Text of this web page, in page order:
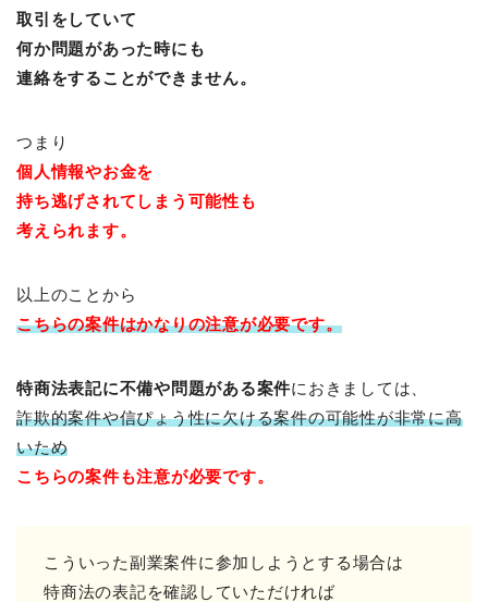
取引をしていて
何か問題があった時にも
連絡をすることができません。
つまり
個人情報やお金を
持ち逃げされてしまう可能性も
考えられます。
以上のことから
こちらの案件はかなりの注意が必要です。
特商法表記に不備や問題がある案件におきましては、
詐欺的案件や信ぴょう性に欠ける案件の可能性が非常に高
いため
こちらの案件も注意が必要です。
こういった副業案件に参加しようとする場合は
特商法の表記を確認していただければ